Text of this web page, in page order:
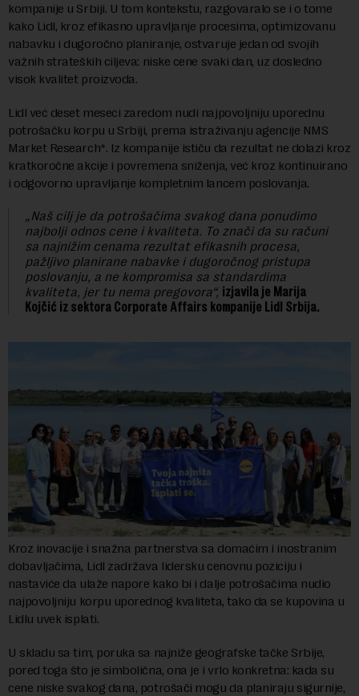
kompanije u Srbiji. U tom kontekstu, razgovaralo se i o tome
kako Lidl, kroz efikasno upravljanje procesima, optimizovanu
nabavku i dugoročno planiranje, ostvaruje jedan od svojih
važnih strateških ciljeva: niske cene svaki dan, uz dosledno
visok kvalitet proizvoda.
Lidl već deset meseci zaredom nudi najpovoljniju uporednu
potrošačku korpu u Srbiji, prema istraživanju agencije NMS
Market Research*. Iz kompanije ističu da rezultat ne dolazi kroz
kratkoročne akcije i povremena sniženja, već kroz kontinuirano
i odgovorno upravljanje kompletnim lancem poslovanja.
„Naš cilj je da potrošačima svakog dana ponudimo
najbolji odnos cene i kvaliteta. To znači da su računi
sa najnižim cenama rezultat efikasnih procesa,
pažljivo planirane nabavke i dugoročnog pristupa
poslovanju, a ne kompromisa sa standardima
kvaliteta, jer tu nema pregovora“, izjavila je Marija
Kojčić iz sektora Corporate Affairs kompanije Lidl Srbija.
Kroz inovacije i snažna partnerstva sa domaćim i inostranim
dobavljačima, Lidl zadržava lidersku cenovnu poziciju i
nastaviće da ulaže napore kako bi i dalje potrošačima nudio
najpovoljniju korpu uporednog kvaliteta, tako da se kupovina u
Lidlu uvek isplati.
U skladu sa tim, poruka sa najniže geografske tačke Srbije,
pored toga što je simbolična, ona je i vrlo konkretna: kada su
cene niske svakog dana, potrošači mogu da planiraju sigurnije,